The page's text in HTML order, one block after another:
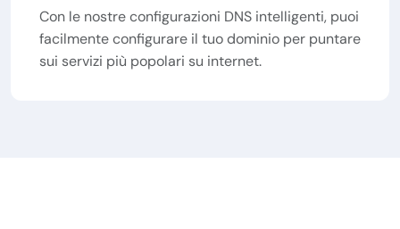
Con le nostre configurazioni DNS intelligenti, puoi
facilmente configurare il tuo dominio per puntare
sui servizi più popolari su internet.